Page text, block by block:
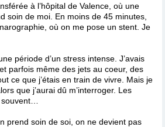
à l’hôpital de Valence, où une
soin de moi. En moins de 45 minutes,
où on me pose un stent. Je
période d’un stress intense. J’avais
parfois même des jets au coeur, des
ce que j’étais en train de vivre. Mais je
que j’aurai dû m’interroger. Les
prend soin de soi, on ne devient pas